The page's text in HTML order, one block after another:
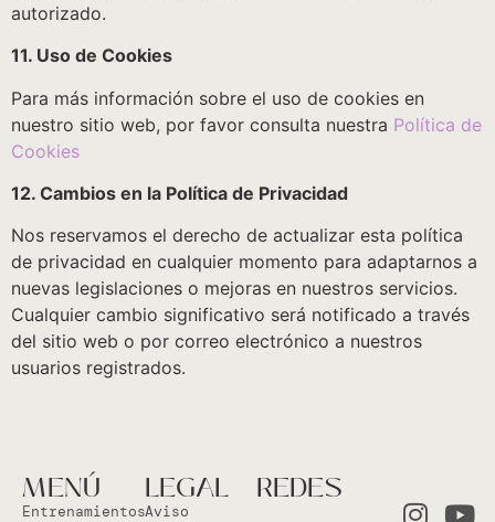
autorizado.
11. Uso de Cookies
Para más información sobre el uso de cookies en
nuestro sitio web, por favor consulta nuestra Política de
Cookies
12. Cambios en la Política de Privacidad
Nos reservamos el derecho de actualizar esta política
de privacidad en cualquier momento para adaptarnos a
nuevas legislaciones o mejoras en nuestros servicios.
Cualquier cambio significativo será notificado a través
del sitio web o por correo electrónico a nuestros
usuarios registrados.
MENÚ
Entrenamientos
LEGAL
Aviso
REDES